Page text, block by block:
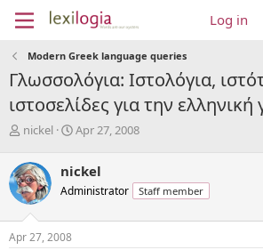
Log in
Modern Greek language queries
Γλωσσολόγια: Ιστολόγια,
ιστοσελίδες για την
T
r
e
a
d
s
t
nickel
S
r
t
a
Apr 27, 2008
nickel
Administrator Staff member
Apr 27, 2008